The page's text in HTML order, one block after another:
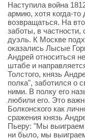
Наступила война
армию, хотя когда-
возвращаться. На
заботы, в
дуэль. К Москве
оказались Лысые
Андрей относиться
штабе и
Толстого, князь
полка", заботился о
ними. В полку его
любили его. Это
Болконского как
сражения князь
Пьеру: "Мы выиграем
ни было, мы